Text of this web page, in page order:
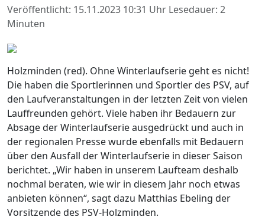
Veröffentlicht: 15.11.2023 10:31 Uhr Lesedauer: 2
Minuten
Holzminden (red). Ohne Winterlaufserie geht es nicht!
Die haben die Sportlerinnen und Sportler des PSV, auf
den Laufveranstaltungen in der letzten Zeit von vielen
Lauffreunden gehört. Viele haben ihr Bedauern zur
Absage der Winterlaufserie ausgedrückt und auch in
der regionalen Presse wurde ebenfalls mit Bedauern
über den Ausfall der Winterlaufserie in dieser Saison
berichtet. „Wir haben in unserem Laufteam deshalb
nochmal beraten, wie wir in diesem Jahr noch etwas
anbieten können“, sagt dazu Matthias Ebeling der
Vorsitzende des PSV-Holzminden.